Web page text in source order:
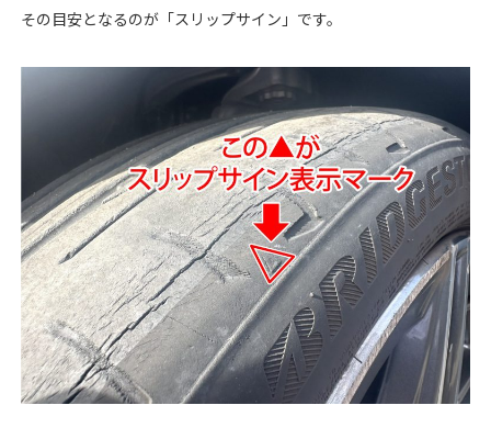
その目安となるのが「スリップサイン」です。